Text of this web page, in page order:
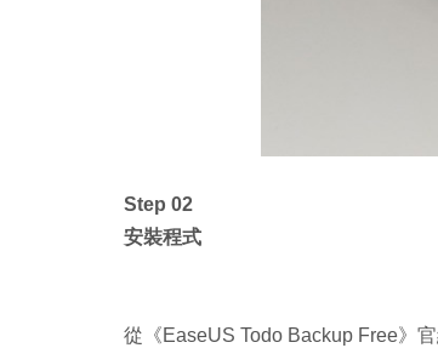
Step 02
安裝程式
從《EaseUS Todo Backup Free》